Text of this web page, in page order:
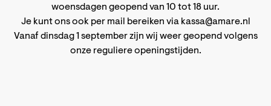
woensdagen geopend van 10 tot 18 uur.
Je kunt ons ook per mail bereiken via kassa@amare.nl
Vanaf dinsdag 1 september zijn wij weer geopend volgens
onze reguliere openingstijden.